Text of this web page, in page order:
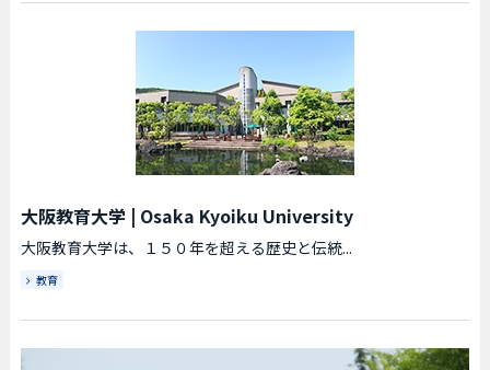
大阪教育大学| Osaka Kyoiku University
大阪教育大学は、１５０年を超える歴史と伝統...
教育